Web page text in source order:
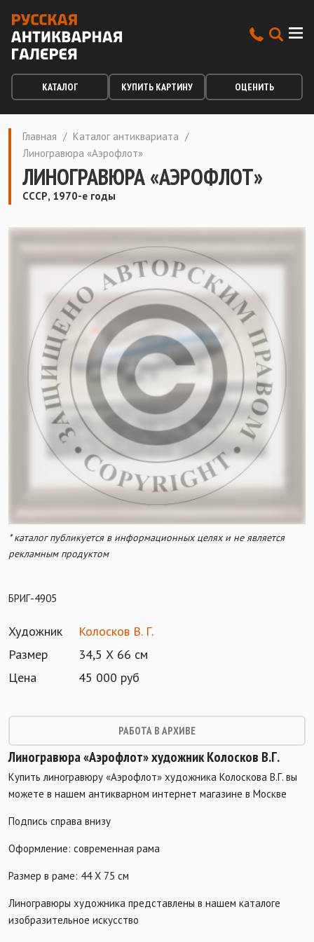
КАТАЛОГ КУПИТЬ КАРТИНУ ОЦЕНИТЬ
Главная / Каталог антиквариата /
Линогравюра «Аэрофлот»
ЛИНОГРАВЮРА «АЭРОФЛОТ»
СССР, 1970-е годы
* каталог публикуется в информационных целях и не является
рекламным продуктом
БРИГ-4905
Художник
Колосков В. Г.
Размер
34,5 Х 66 см
Цена
45 000 руб
РАБОТА В АРХИВЕ
Линогравюра «Аэрофлот» художникКолосков В.Г.
Купить линогравюру «Аэрофлот» художника Колоскова В.Г. вы
можете в нашем антикварном интернет магазине в Москве
Подпись справа внизу
Оформление: современная рама
Размер в раме: 44 Х 75 см
Линогравюры художника представлены в нашем каталоге
изобразительное искусство